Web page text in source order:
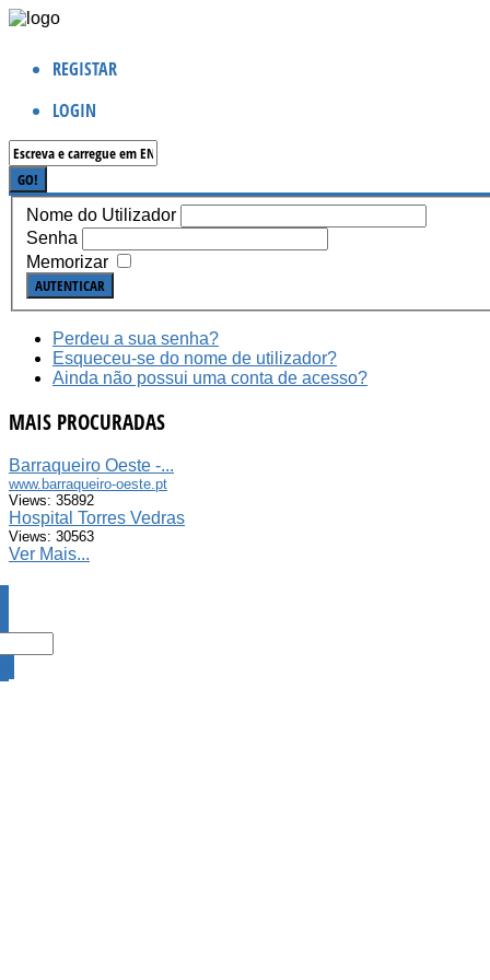
REGISTAR
LOGIN
Nome do Utilizador
Senha
Memorizar
AUTENTICAR
Perdeu a sua senha?
Esqueceu-se do nome de utilizador?
Ainda não possui uma conta de acesso?
MAIS PROCURADAS
Barraqueiro Oeste -...
www.barraqueiro-oeste.pt
Views: 35892
Hospital Torres Vedras
Views: 30563
Ver Mais...